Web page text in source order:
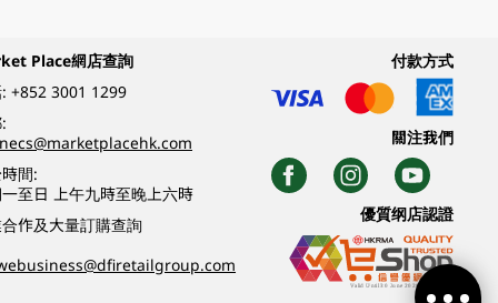
Place網店查詢
:+852 3001 1299
間:
至日 上午九時至晚上六時
作及大量訂購查詢
付款方式
關注我們
優質纲店認證